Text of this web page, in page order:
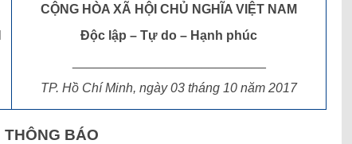
CỘNG HÒA XÃ HỘI CHỦ NGHĨA VIỆT NAM
Độc lập – Tự do – Hạnh phúc
TP. Hồ Chí Minh, ngày 03 tháng 10 năm 2017
THÔNG BÁO